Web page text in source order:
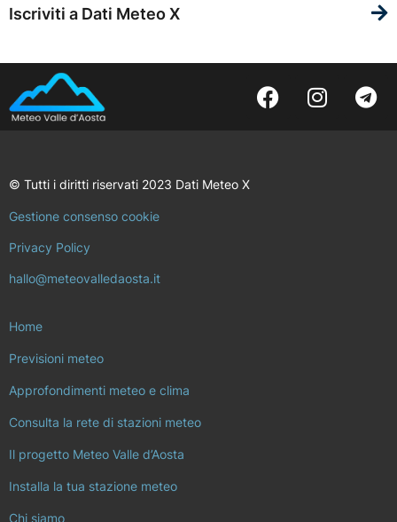
Iscriviti a Dati Meteo X
© Tutti i diritti riservati 2023 Dati Meteo X
Gestione consenso cookie
Privacy Policy
hallo@meteovalledaosta.it
Home
Previsioni meteo
Approfondimenti meteo e clima
Consulta la rete di stazioni meteo
Il progetto Meteo Valle d’Aosta
Installa la tua stazione meteo
Chi siamo